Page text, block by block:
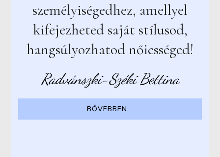
személyiségedhez, amellyel
kifejezheted saját stílusod,
hangsúlyozhatod nőiességed!
Radvánszki-Széki Bettina
BŐVEBBEN...